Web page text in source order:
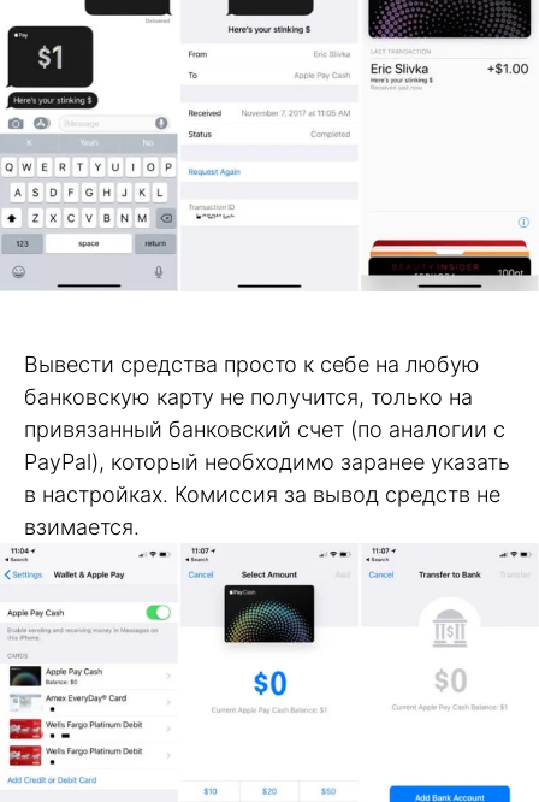
Вывести средства просто к себе на любую
банковскую карту не получится, только на
привязанный банковский счет (по аналогии с
PayPal), который необходимо заранее указать
в настройках. Комиссия за вывод средств не
взимается.